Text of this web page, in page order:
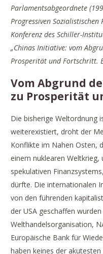
Parlamentsabgeordnete
Progressiven
Konferenz des Schiller-
„Chinas Initiative: vom
Prosperität und Fortschritt.
Vom Abgrund
zu Prosperität
Die bisherige Weltordnung
weiterexistiert, droht der
Konflikte im Nahen Osten,
einem nuklearen Weltkrieg,
spekulativen
dürfte. Die internationalen
von den führenden
der USA geschaffen
Welthandelsorganisation,
Europäische Bank für
haben keines der